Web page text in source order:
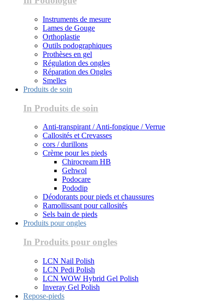
Instruments de mesure
Lames de Gouge
Orthoplastie
Outils podographiques
Prothèses en gel
Régulation des ongles
Réparation des Ongles
Smelles
Produits de soin
In Produits de soin
Anti-transpirant / Anti-fongique / Verrue
Callosités et Crevasses
cors / durillons
Crème pour les pieds
Chirocream HB
Gehwol
Podocare
Pododip
Déodorants pour pieds et chaussures
Ramollissant pour callosités
Sels bain de pieds
Produits pour ongles
In Produits pour ongles
LCN Nail Polish
LCN Pedi Polish
LCN WOW Hybrid Gel Polish
Inveray Gel Polish
Repose-pieds